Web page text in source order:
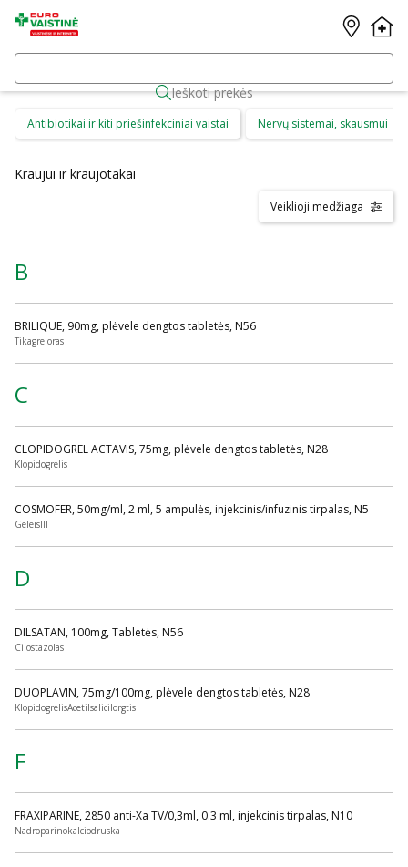
Ieškoti prekės
Antibiotikai ir kiti priešinfekciniai vaistai Nervų sistemai, skausmui
Kraujui ir kraujotakai
Veiklioji medžiaga
B
BRILIQUE, 90mg, plėvele dengtos tabletės, N56
Tikagreloras
C
CLOPIDOGREL ACTAVIS, 75mg, plėvele dengtos tabletės, N28
Klopidogrelis
COSMOFER, 50mg/ml, 2 ml, 5 ampulės, injekcinis/infuzinis tirpalas, N5
GeleisIII
D
DILSATAN, 100mg, Tabletės, N56
Cilostazolas
DUOPLAVIN, 75mg/100mg, plėvele dengtos tabletės, N28
KlopidogrelisAcetilsalicilorgtis
F
FRAXIPARINE, 2850 anti-Xa TV/0,3ml, 0.3 ml, injekcinis tirpalas, N10
Nadroparinokalciodruska